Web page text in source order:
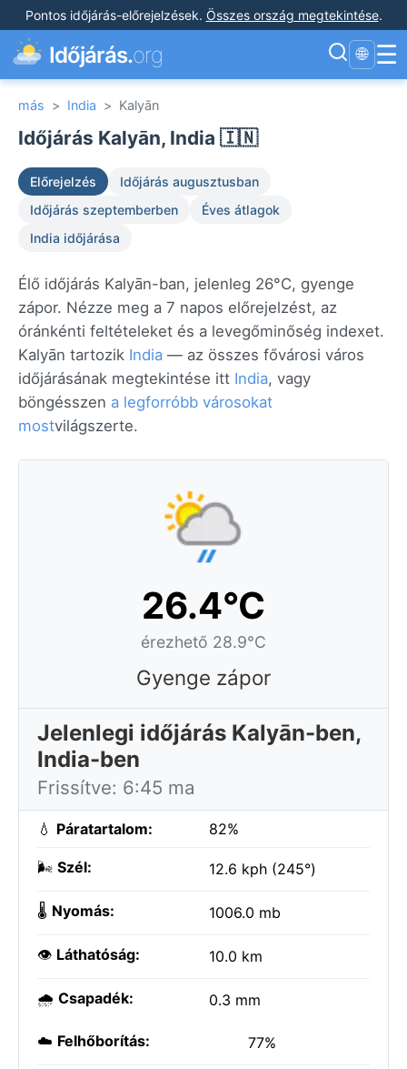
Pontos időjárás-előrejelzések. Összes ország megtekintése.
Időjárás.org 🌐 ☰
más > India > Kalyān
Időjárás Kalyān, India 🇮🇳
Előrejelzés
Időjárás augusztusban
Időjárás szeptemberben
Éves átlagok
India időjárása
Élő időjárás Kalyān-ban, jelenleg 26°C, gyenge
zápor. Nézze meg a 7 napos előrejelzést, az
óránkénti feltételeket és a levegőminőség indexet.
Kalyān tartozik India — az összes fővárosi város
időjárásának megtekintése itt India, vagy
böngésszen a legforróbb városokat
mostvilágszerte.
26.4°C
érezhető 28.9°C
Gyenge zápor
Jelenlegi időjárás Kalyān-ben,
India-ben
Frissítve: 6:45 ma
💧 Páratartalom: 82%
🌬️ Szél: 12.6 kph (245°)
🌡️ Nyomás: 1006.0 mb
👁️ Láthatóság: 10.0 km
🌧️ Csapadék: 0.3 mm
☁️ Felhőborítás: 77%